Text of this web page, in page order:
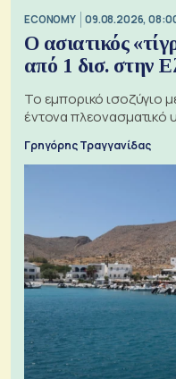
ECONOMY 09.08.2026,
Ο ασιατικός
από 1 δισ. στην
Το εμπορικό ισοζύγιο
έντονα πλεονασματικό
Γρηγόρης Τραγγανίδας